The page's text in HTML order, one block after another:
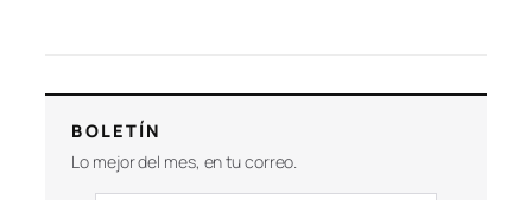
BOLETÍN
Lo mejor del mes, en tu correo.